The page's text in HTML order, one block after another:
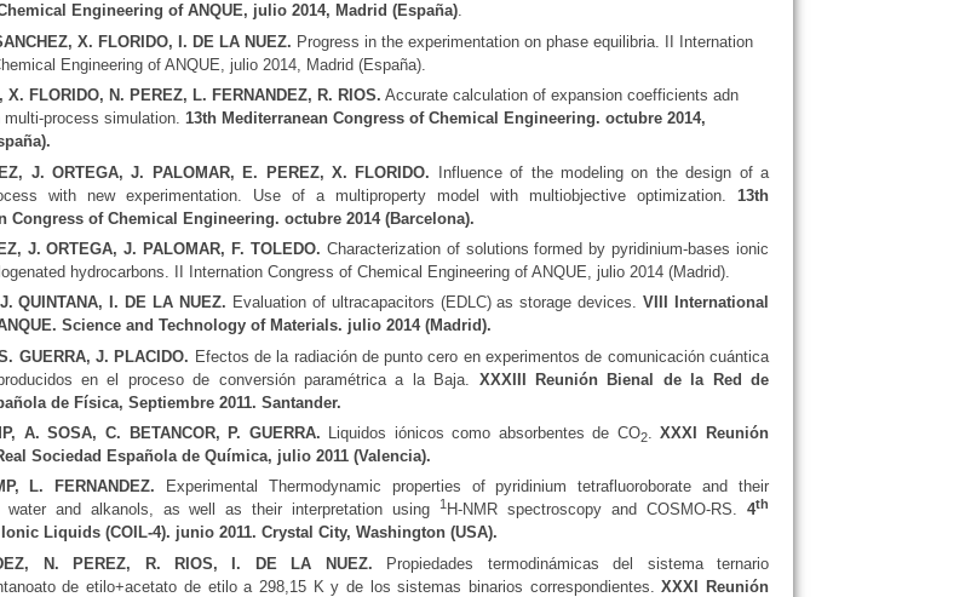
Engineering of ANQUE, julio 2014, Madrid (España).
X. FLORIDO, I. DE LA NUEZ. Progress in the experimentation on phase equilibria. II Internation
Engineering of ANQUE, julio 2014, Madrid (España).
X. FLORIDO, N. PEREZ, L. FERNANDEZ, R. RIOS. Accurate calculation of expansion coefficients adn
process simulation. 13th Mediterranean Congress of Chemical Engineering. octubre 2014,
J. ORTEGA, J. PALOMAR, E. PEREZ, X. FLORIDO. Influence of the modeling on the design of a
with new experimentation. Use of a multiproperty model with multiobjective optimization. 13th
Congress of Chemical Engineering. octubre 2014 (Barcelona).
J. ORTEGA, J. PALOMAR, F. TOLEDO. Characterization of solutions formed by pyridinium-bases ionic
hydrocarbons. II Internation Congress of Chemical Engineering of ANQUE, julio 2014 (Madrid).
QUINTANA, I. DE LA NUEZ. Evaluation of ultracapacitors (EDLC) as storage devices.VIII International
Science and Technology of Materials. julio 2014 (Madrid).
GUERRA, J. PLACIDO. Efectos de la radiación de punto cero en experimentos de comunicación cuántica
en el proceso de conversión paramétrica a la Baja. XXXIII Reunión Bienal de la Red de
de Física, Septiembre 2011. Santander.
A. SOSA, C. BETANCOR, P. GUERRA. Liquidos iónicos como absorbentes de CO2.XXXI Reunión
Sociedad Española de Química, julio 2011 (Valencia).
L. FERNANDEZ. Experimental Thermodynamic properties of pyridinium tetrafluoroborate and their
water and alkanols, as well as their interpretation using1 H-NMR spectroscopy and COSMO-RS. 4th
Liquids (COIL-4). junio 2011. Crystal City, Washington (USA).
N. PEREZ, R. RIOS, I. DE LA NUEZ. Propiedades termodinámicas del sistema ternario
de etilo+acetato de etilo a 298,15 K y de los sistemas binarios correspondientes.XXXI Reunión